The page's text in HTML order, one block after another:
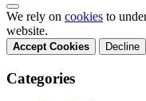
We rely on cookies to
website.
Accept Cookies Decline
Categories